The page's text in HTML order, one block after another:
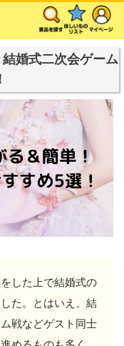
婚式二次会ゲーム
した上で結婚式の
た。とはいえ、結
戦などゲスト同士